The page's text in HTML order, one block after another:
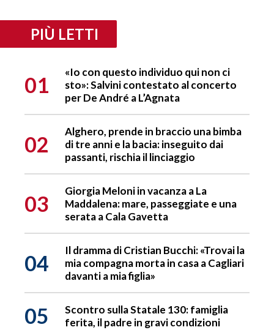
PIÙ LETTI
01
«Io con questo individuo qui non ci
sto»: Salvini contestato al concerto
per De André a L’Agnata
02
Alghero, prende in braccio una bimba
di tre anni e la bacia: inseguito dai
passanti, rischia il linciaggio
03
Giorgia Meloni in vacanza a La
Maddalena: mare, passeggiate e una
serata a Cala Gavetta
04
Il dramma di Cristian Bucchi: «Trovai la
mia compagna morta in casa a Cagliari
davanti a mia figlia»
05
Scontro sulla Statale 130: famiglia
ferita, il padre in gravi condizioni